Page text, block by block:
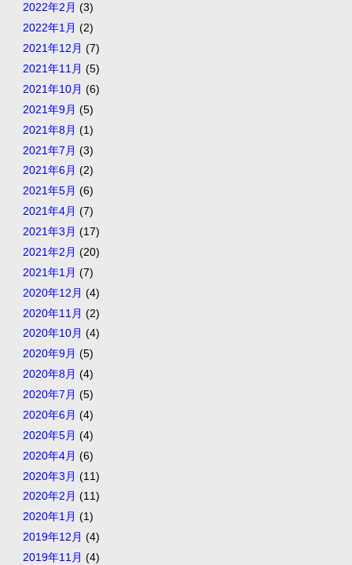
2022年2月 (3)
2022年1月 (2)
2021年12月 (7)
2021年11月 (5)
2021年10月 (6)
2021年9月 (5)
2021年8月 (1)
2021年7月 (3)
2021年6月 (2)
2021年5月 (6)
2021年4月 (7)
2021年3月 (17)
2021年2月 (20)
2021年1月 (7)
2020年12月 (4)
2020年11月 (2)
2020年10月 (4)
2020年9月 (5)
2020年8月 (4)
2020年7月 (5)
2020年6月 (4)
2020年5月 (4)
2020年4月 (6)
2020年3月 (11)
2020年2月 (11)
2020年1月 (1)
2019年12月 (4)
2019年11月 (4)